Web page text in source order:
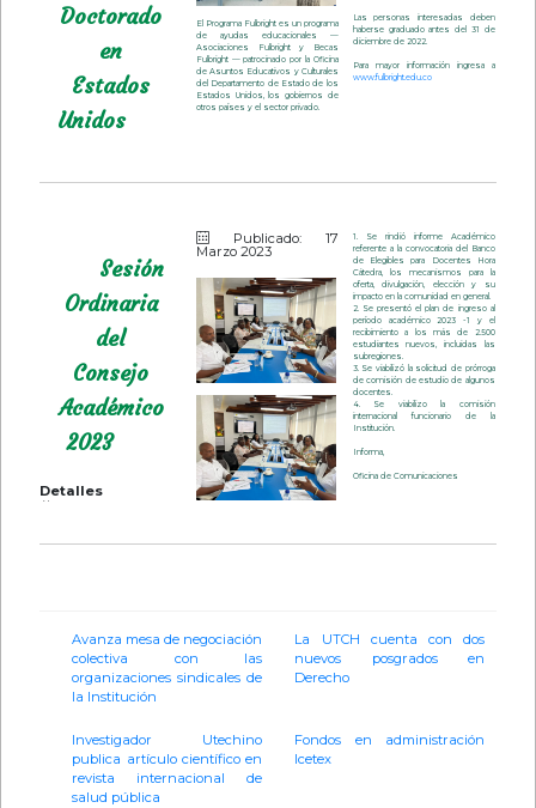
Doctorado
en
Estados
Unidos
El Programa Fulbright es un programa
de ayudas educacionales —
Asociaciones Fulbright y Becas
Fulbright — patrocinado por la Oficina
de Asuntos Educativos y Culturales
del Departamento de Estado de los
Estados Unidos, los gobiernos de
otros países y el sector privado.
Las personas interesadas deben
haberse graduado antes del 31 de
diciembre de 2022.
Para mayor información ingresa a
www.fulbright.edu.co
Sesión
Ordinaria
del
Consejo
Académico
2023
Detalles
Publicado: 17
Marzo 2023
1. Se rindió informe Académico
referente a la convocatoria del Banco
de Elegibles para Docentes Hora
Cátedra, los mecanismos para la
oferta, divulgación, elección y su
impacto en la comunidad en general.
2. Se presentó el plan de ingreso al
período académico 2023 -1 y el
recibimiento a los más de 2.500
estudiantes nuevos, incluidas las
subregiones.
3. Se viabilizó la solicitud de prórroga
de comisión de estudio de algunos
docentes.
4. Se viabilizo la comisión
internacional funcionario de la
Institución.
Informa,
Oficina de Comunicaciones
Avanza mesa de negociación
colectiva con las
organizaciones sindicales de
la Institución
La UTCH cuenta con dos
nuevos posgrados en
Derecho
Investigador Utechino
publica artículo científico en
revista internacional de
salud pública
Fondos en administración
Icetex